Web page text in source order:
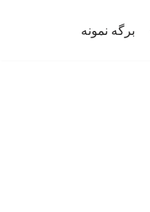
برگه نمونه